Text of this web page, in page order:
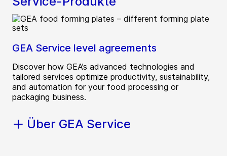
GEA Service level agreements
Discover how GEA’s advanced technologies and
tailored services optimize productivity, sustainability,
and automation for your food processing or
packaging business.
Über GEA Service